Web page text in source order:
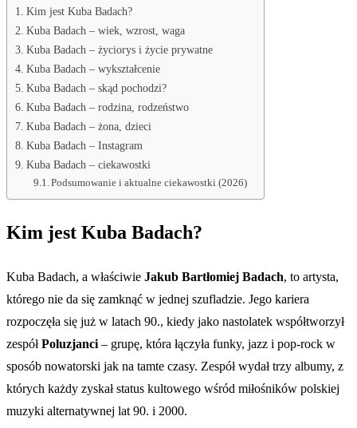
Kim jest Kuba Badach?
Kuba Badach – wiek, wzrost, waga
Kuba Badach – życiorys i życie prywatne
Kuba Badach – wykształcenie
Kuba Badach – skąd pochodzi?
Kuba Badach – rodzina, rodzeństwo
Kuba Badach – żona, dzieci
Kuba Badach – Instagram
Kuba Badach – ciekawostki
Podsumowanie i aktualne ciekawostki (2026)
Kim jest Kuba Badach?
Kuba Badach, a właściwie Jakub Bartłomiej Badach, to artysta,
którego nie da się zamknąć w jednej szufladzie. Jego kariera
rozpoczęła się już w latach 90., kiedy jako nastolatek współtworzył
zespółPoluzjanci – grupę, która łączyła funky, jazz i pop-rock w
sposób nowatorski jak na tamte czasy. Zespół wydał trzy albumy, z
których każdy zyskał status kultowego wśród miłośników polskiej
muzyki alternatywnej lat 90. i 2000.